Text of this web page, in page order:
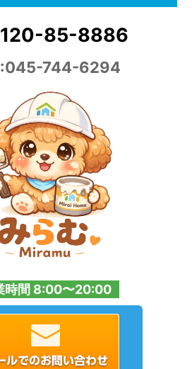
85-8886
744-6294
時間 8:00〜20:00